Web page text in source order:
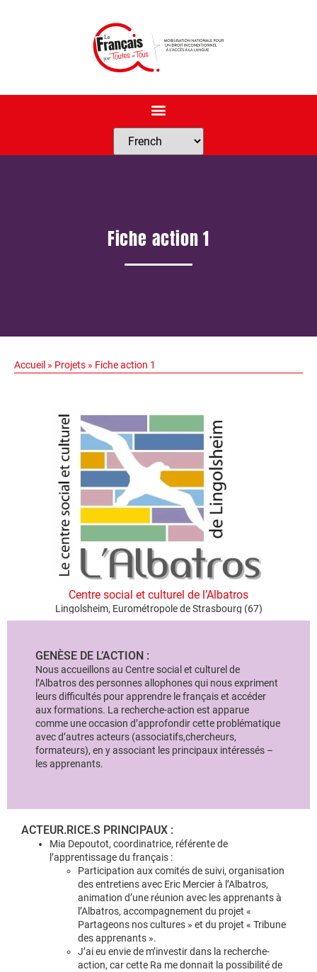
Fiche action 1
Accueil » Projets » Fiche action 1
Centre social et culturel de l’Albatros
Lingolsheim, Eurométropole de Strasbourg (67)
GENÈSE DE L’ACTION :
Nous accueillons au Centre social et culturel de
l’Albatros des personnes allophones qui nous expriment
leurs difficultés pour apprendre le français et accéder
aux formations. La recherche-action est apparue
comme une occasion d’approfondir cette problématique
avec d’autres acteurs (associatifs,chercheurs,
formateurs), en y associant les principaux intéressés –
les apprenants.
ACTEUR.RICE.S PRINCIPAUX :
Mia Depoutot, coordinatrice, référente de
l’apprentissage du français :
Participation aux comités de suivi, organisation
des entretiens avec Eric Mercier à l’Albatros,
animation d’une réunion avec les apprenants à
l’Albatros, accompagnement du projet «
Partageons nos cultures » et du projet « Tribune
des apprenants ».
J’ai eu envie de m’investir dans la recherche-
action, car cette Ra me donnait la possibilité de